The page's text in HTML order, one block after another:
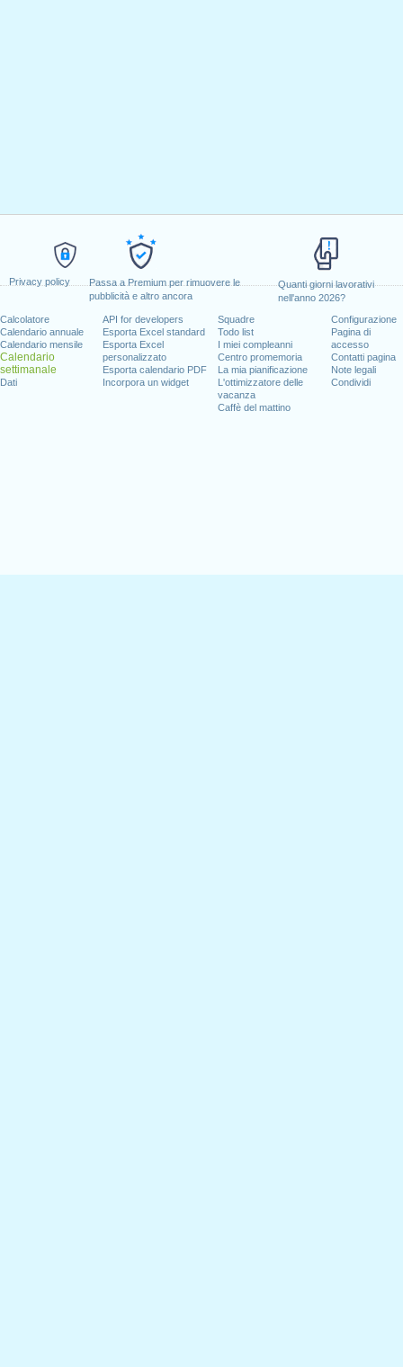
Privacy policy
Passa a Premium per rimuovere le
pubblicità e altro ancora
Quanti giorni lavorativi
nell'anno 2026?
Calcolatore
Calendario annuale
Calendario mensile
Calendario
settimanale
Dati
API for developers
Esporta Excel standard
Esporta Excel
personalizzato
Esporta calendario PDF
Incorpora un widget
Squadre
Todo list
I miei compleanni
Centro promemoria
La mia pianificazione
L'ottimizzatore delle
vacanza
Caffè del mattino
Configurazione
Pagina di
accesso
Contatti pagina
Note legali
Condividi